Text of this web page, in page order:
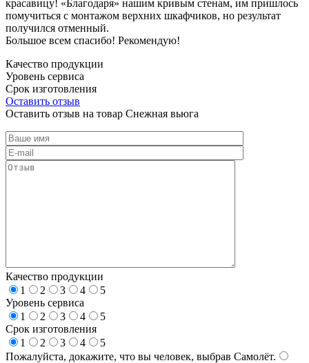
красавицу! «Благодаря» нашим кривым стенам, им пришлось
помучиться с монтажом верхних шкафчиков, но результат
получился отменный.
Большое всем спасибо! Рекомендую!
Качество продукции
Уровень сервиса
Срок изготовления
Оставить отзыв
Оставить отзыв на товар Снежная вьюга
Качество продукции
1
2 3 4
5
Уровень сервиса
1
2 3 4
5
Срок изготовления
1
2 3 4
5
Пожалуйста, докажите, что вы человек, выбрав Самолёт.